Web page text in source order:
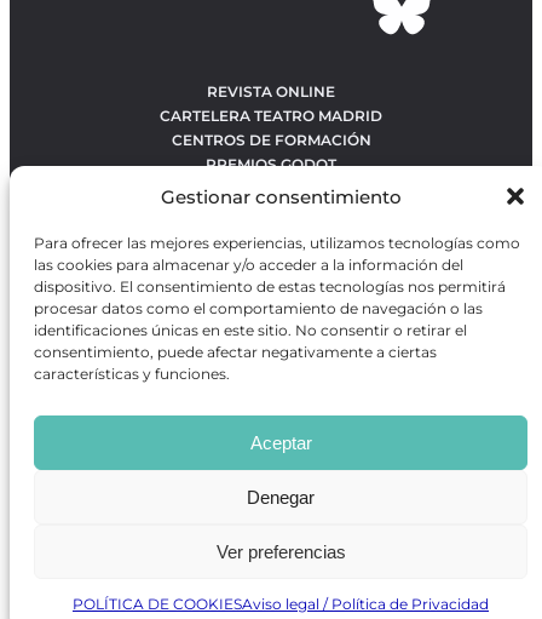
Gestionar consentimiento
Para ofrecer las mejores experiencias, utilizamos tecnologías como
las cookies para almacenar y/o acceder a la información del
dispositivo. El consentimiento de estas tecnologías nos permitirá
procesar datos como el comportamiento de navegación o las
identificaciones únicas en este sitio. No consentir o retirar el
consentimiento, puede afectar negativamente a ciertas
características y funciones.
Aceptar
Denegar
Ver preferencias
POLÍTICA DE COOKIESAviso legal / Política de Privacidad
REVISTA ONLINE
CARTELERA TEATRO MADRID
CENTROS DE FORMACIÓN
PREMIOS GODOT
CONTACTO
OBRAS MÁS VOTADAS
RANKING MEJORES OBRAS
BÚSQUEDA AVANZADA DE OBRAS
Revista GODOTes una revista independiente especializada
en información sobre artes escénicas de Madrid, gratuita y
que se distribuye en espacios escénicos, además de otros
puntos de interés turístico y de ocio de la capital.
Desarrollado por Precise Future